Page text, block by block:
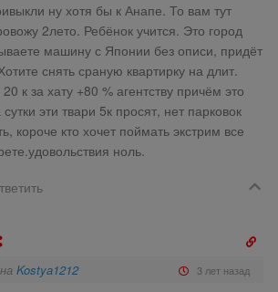
ну хотя бы к Анапе. То вам тут
2лето. Ребёнок учится. Это город
машину с Японии без описи, придёт
снять сраную квартирку на длит.
к за хату +80 % агентству причём это
эти твари 5к просят, нет парковок
короче кто хочет поймать экстрим все
ноль.
Kostya1212 3 лет назад